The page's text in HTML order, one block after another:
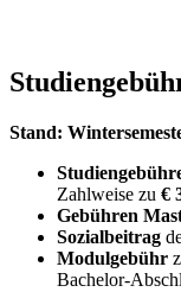
Stand:
Zahlweise zu €
Gebühren
Sozialbeitrag
Modulgebühr
Bachelor-